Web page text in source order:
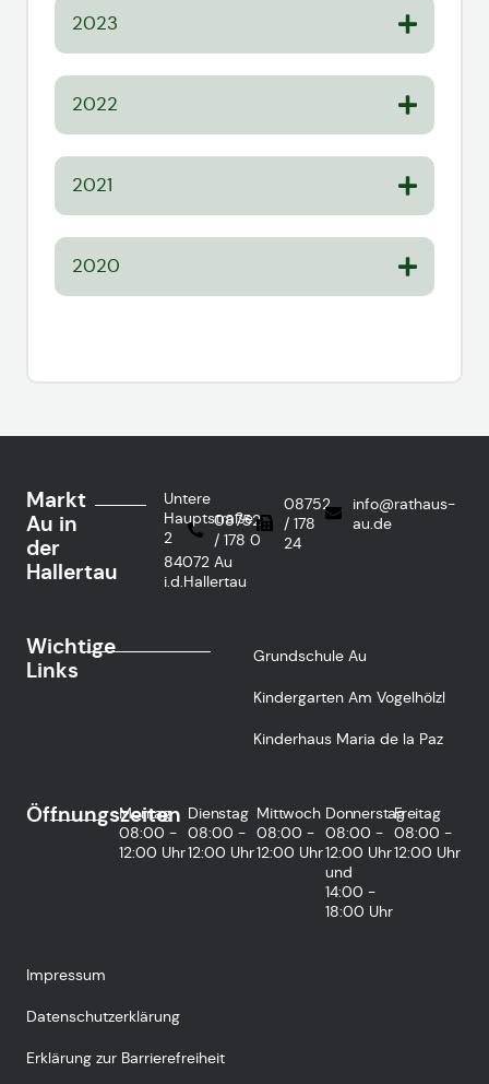
2023
2022
2021
2020
Markt
Au in
der
Hallertau
Untere
Hauptstraße
2
84072 Au
i.d.Hallertau
08752
/ 178 0
08752
/ 178
24
info@rathaus-
au.de
Wichtige
Links
Grundschule Au
Kindergarten Am Vogelhölzl
Kinderhaus Maria de la Paz
Öffnungszeiten
Montag
08:00 -
12:00 Uhr
Dienstag
08:00 -
12:00 Uhr
Mittwoch
08:00 -
12:00 Uhr
Donnerstag
08:00 -
12:00 Uhr
und
14:00 -
18:00 Uhr
Freitag
08:00 -
12:00 Uhr
Impressum
Datenschutzerklärung
Erklärung zur Barrierefreiheit